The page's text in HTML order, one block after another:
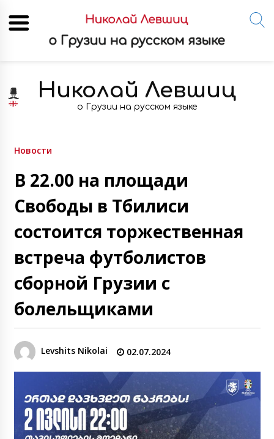
content
Николай Левшиц
о Грузии на русском языке
Новости
В 22.00 на площади
Свободы в Тбилиси
состоится торжественная
встреча футболистов
сборной Грузии с
болельщиками
Levshits Nikolai 02.07.2024